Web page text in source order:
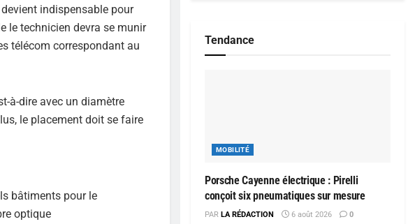
indispensable pour
le technicien devra se munir
télécom correspondant au
à-dire avec un diamètre
le placement doit se faire
bâtiments pour le
optique
Tendance
MOBILITÉ
Porsche Cayenne électrique : Pirelli
conçoit six pneumatiques sur mesure
PAR LA RÉDACTION 6 août 2026 0